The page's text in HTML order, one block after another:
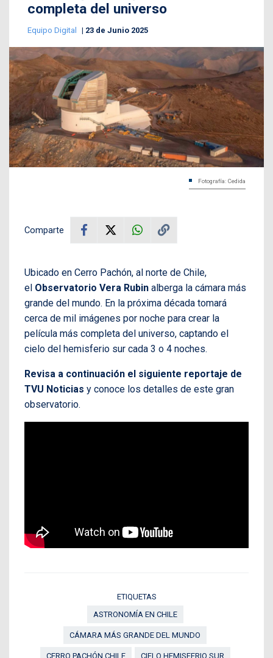
completa del universo
Equipo Digital 23 de Junio 2025
Fotografía: Cedida
Comparte
Ubicado en Cerro Pachón, al norte de Chile,
el Observatorio Vera Rubin alberga la cámara más
grande del mundo. En la próxima década tomará
cerca de mil imágenes por noche para crear la
película más completa del universo, captando el
cielo del hemisferio sur cada 3 o 4 noches.
Revisa a continuación el siguiente reportaje de
TVU Noticias y conoce los detalles de este gran
observatorio.
ETIQUETAS
ASTRONOMÍA EN CHILE
CÁMARA MÁS GRANDE DEL MUNDO
CERRO PACHÓN CHILE CIELO HEMISFERIO SUR